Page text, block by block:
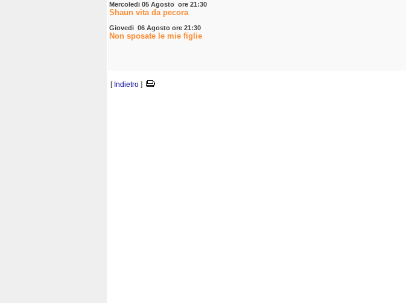
Mercoledi 05 Agosto ore 21:30
Shaun vita da pecora
Giovedi 06 Agosto ore 21:30
Non sposate le mie figlie
[ Indietro ]